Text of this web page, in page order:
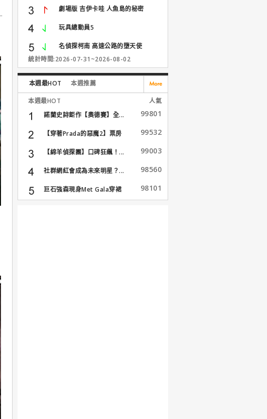
劇場版 吉伊卡哇 人魚島的秘密
玩具總動員5
名偵探柯南 高速公路的墮天使
統計時間:2026-07-31~2026-08-02
本週最HOT 本週推薦
本週最HOT
人氣
諾蘭史詩鉅作【奧德賽】全...
99801
【穿著Prada的惡魔2】票房
99532
【綿羊偵探團】口碑狂飆！... 99003
社群網紅會成為未來明星？... 98560
巨石強森現身Met Gala穿裙
子...
98101